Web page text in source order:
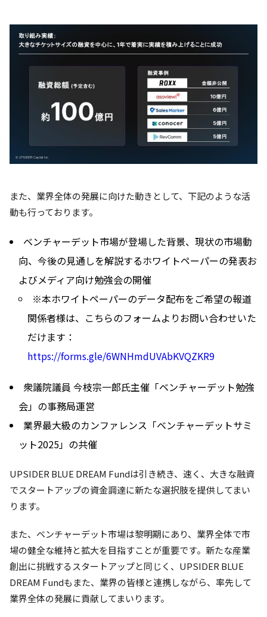
また、業界全体の発展に向けた動きとして、下記のような活
動も行っております。
ベンチャーデット市場が登場した背景、現状の市場動
向、今後の見通しを解説するホワイトペーパーの発表お
よびメディア向け勉強会の開催
※本ホワイトペーパーのデータ配布をご希望の報道
関係者様は、こちらのフォームよりお問い合わせいた
だけます：
https://forms.gle/6WNHmdUVAbKVQZKR9
衆議院議員 今枝宗一郎氏主催「ベンチャーデット勉強
会」の事務局運営
業界最大級のカンファレンス「ベンチャーデットサミ
ット2025」の共催
UPSIDER BLUE DREAM Fundは引き続き、速く、大きな融資
でスタートアップの資金調達に新たな選択肢を提供してまい
ります。
また、ベンチャーデット市場は黎明期にあり、業界全体で市
場の健全な維持と拡大を目指すことが重要です。新たな産業
創出に挑戦するスタートアップと同じく、UPSIDER BLUE
DREAM Fundもまた、業界の皆様と連携しながら、率先して
業界全体の発展に貢献してまいります。